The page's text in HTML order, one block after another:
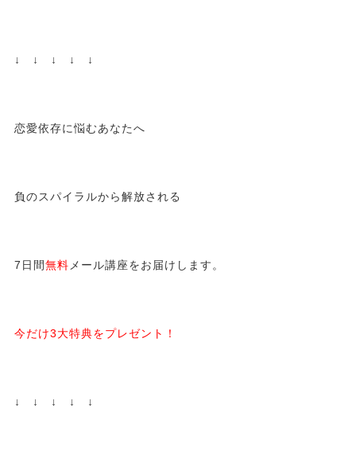
↓ ↓ ↓ ↓ ↓
恋愛依存に悩むあなたへ
負のスパイラルから解放される
7日間無料 メール講座をお届けします。
今だけ3大特典をプレゼント！
↓ ↓ ↓ ↓ ↓